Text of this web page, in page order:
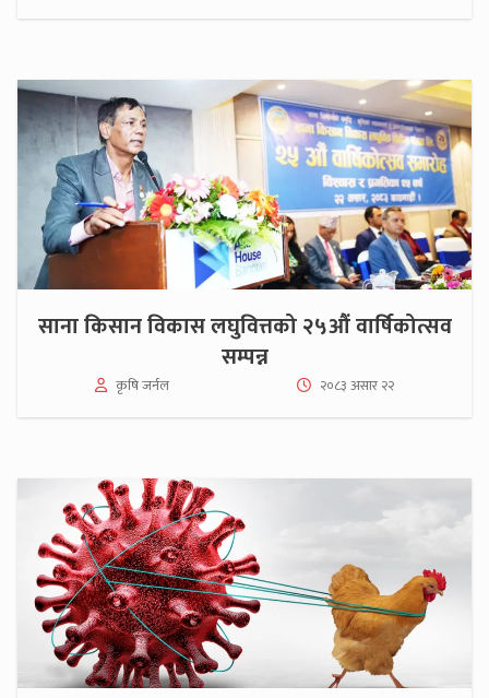
साना किसान विकास लघुवित्तको २५औं वार्षिकोत्सव
सम्पन्न
कृषि जर्नल २०८३ असार २२